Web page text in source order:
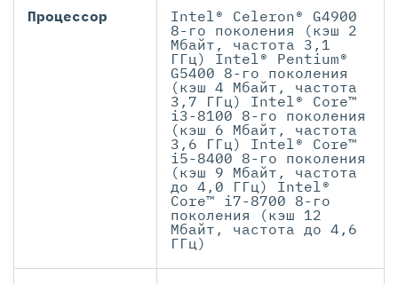
Процессор
Intel® Celeron® G4900
8-го поколения (кэш 2
Мбайт, частота 3,1
ГГц) Intel® Pentium®
G5400 8-го поколения
(кэш 4 Мбайт, частота
3,7 ГГц) Intel® Core™
i3-8100 8-го поколения
(кэш 6 Мбайт, частота
3,6 ГГц) Intel® Core™
i5-8400 8-го поколения
(кэш 9 Мбайт, частота
до 4,0 ГГц) Intel®
Core™ i7-8700 8-го
поколения (кэш 12
Мбайт, частота до 4,6
ГГц)